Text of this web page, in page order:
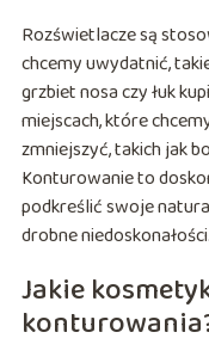
Rozświetlacze są
chcemy uwydatnić,
grzbiet nosa czy łuk
miejscach, które
zmniejszyć, takich jak
Konturowanie to
podkreślić swoje
drobne niedoskonałości.
Jakie